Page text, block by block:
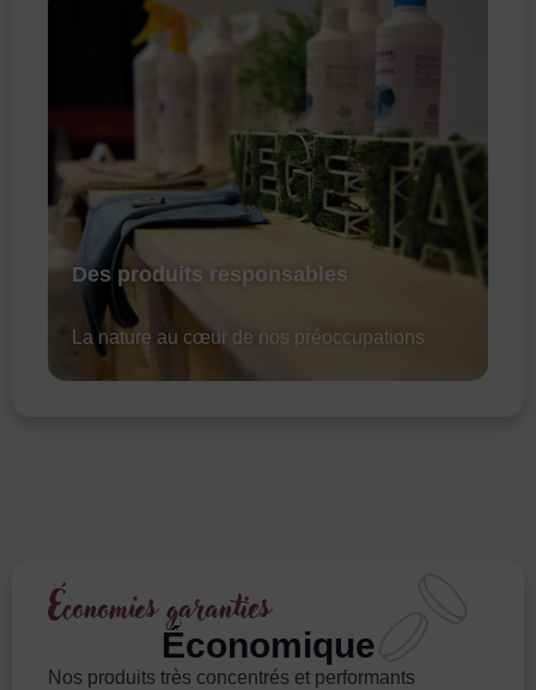
Des produits responsables
La nature au cœur de nos préoccupations
Économies garanties
Économique
Nos produits très concentrés et performants